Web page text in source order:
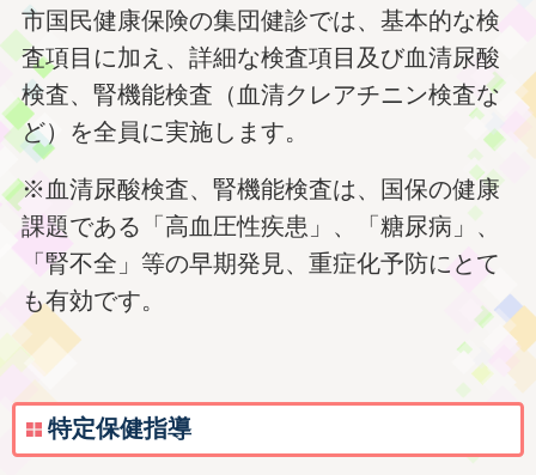
市国民健康保険の集団健診では、基本的な検
査項目に加え、詳細な検査項目及び血清尿酸
検査、腎機能検査（血清クレアチニン検査な
ど）を全員に実施します。
※血清尿酸検査、腎機能検査は、国保の健康
課題である「高血圧性疾患」、「糖尿病」、
「腎不全」等の早期発見、重症化予防にとて
も有効です。
特定保健指導